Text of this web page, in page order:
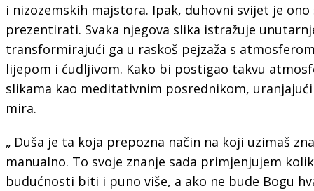
i nizozemskih majstora. Ipak, duhovni svijet je
prezentirati. Svaka njegova slika istražuje
transformirajući ga u raskoš pejzaža s
lijepom i ćudljivom. Kako bi postigao takvu
slikama kao meditativnim posrednikom,
mira.
„ Duša je ta koja prepozna način na koji uzimaš
manualno. To svoje znanje sada primjenjujem
budućnosti biti i puno više, a ako ne bude Bogu